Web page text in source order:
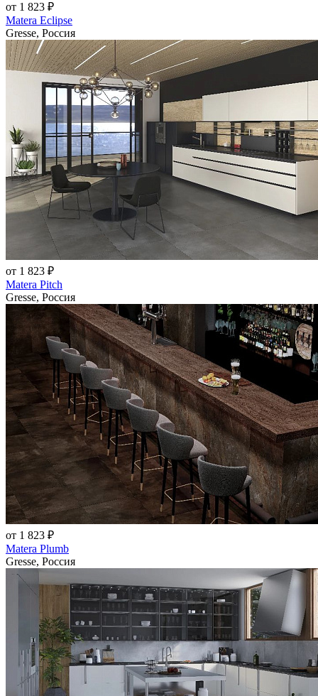
от 1 823 ₽
Matera Eclipse
Gresse, Россия
от 1 823 ₽
Matera Pitch
Gresse, Россия
от 1 823 ₽
Matera Plumb
Gresse, Россия